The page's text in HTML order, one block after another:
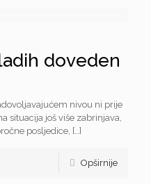
doveden
nivou ni prije
situacija još više zabrinjava,
posljedice, […]
Opširnije